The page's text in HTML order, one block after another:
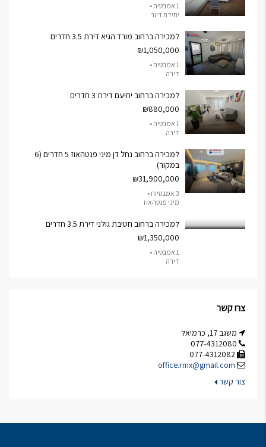
1 אמבטיה •
יחידת דיור
למכירה ברחוב מורד הגיא דירת 3.5 חדרים
₪1,050,000
1 אמבטיה •
דירה
למכירה ברחוב יחיעם דירת 3 חדרים
₪880,000
1 אמבטיה •
דירה
למכירה ברחוב נחל דן מיני פנטהאוז 5 חדרים (6
במקור)
₪31,900,000
3 אמבטיות •
מיני פנטהאוז
למכירה ברחוב חטיבת גולני דירת 3.5 חדרים
₪1,350,000
1 אמבטיה •
דירה
צרו קשר
משגב 17, כרמיאל
office.rmx@gmail.com
צור קשר